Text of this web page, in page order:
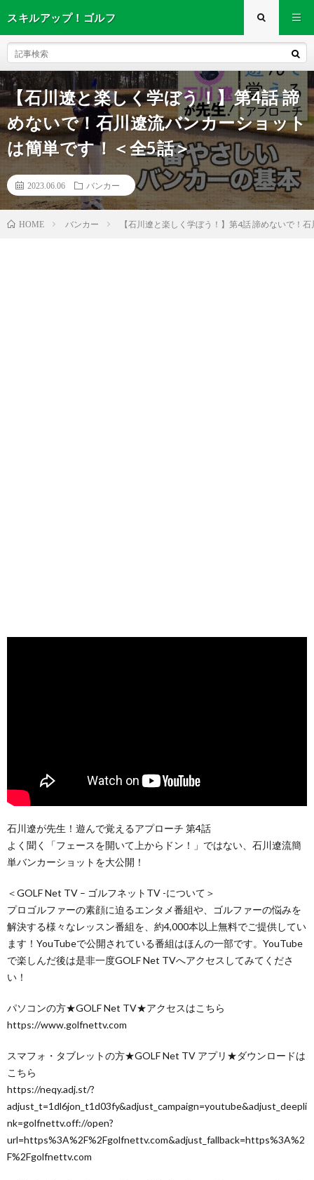
スキルアップ！ゴルフ
【石川遼と楽しく学ぼう！】第4話 諦
めないで！石川遼流バンカーショット
は簡単です！＜全5話＞
2023.06.06 バンカー
HOME バンカー 【石川遼と楽しく学ぼう！】第4話 諦めないで！
石川遼が先生！遊んで覚えるアプローチ 第4話
よく聞く「フェースを開いて上からドン！」ではない、石川遼流簡
単バンカーショットを大公開！
＜GOLF Net TV – ゴルフネットTV -について＞
プロゴルファーの素顔に迫るエンタメ番組や、ゴルファーの悩みを
解決する様々なレッスン番組を、約4,000本以上無料でご提供してい
ます！YouTubeで公開されている番組はほんの一部です。YouTube
で楽しんだ後は是非一度GOLF Net TVへアクセスしてみてくださ
い！
パソコンの方★GOLF Net TV★アクセスはこちら
https://www.golfnettv.com
スマフォ・タブレットの方★GOLF Net TV アプリ★ダウンロードは
こちら
https://neqy.adj.st/?
adjust_t=1dl6jon_t1d03fy&adjust_campaign=youtube&adjust_deepli
nk=golfnettv.off://open?
url=https%3A%2F%2Fgolfnettv.com&adjust_fallback=https%3A%2
F%2Fgolfnettv.com